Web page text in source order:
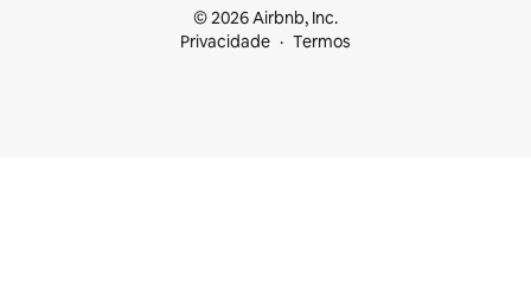
© 2026 Airbnb, Inc.
Privacidade
Termos